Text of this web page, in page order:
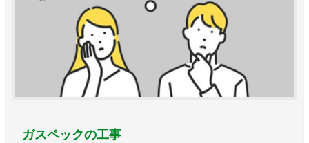
ガスペックの工事